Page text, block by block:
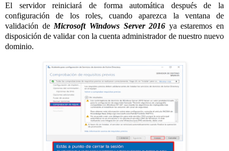
El servidor reiniciará de forma automática después de la
configuración de los roles, cuando aparezca la ventana de
validación de Microsoft Windows Server 2016 ya estaremos en
disposición de validar con la cuenta administrador de nuestro nuevo
dominio.